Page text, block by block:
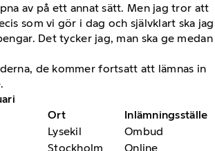
av på ett annat sätt. Men jag tror att
som vi gör i dag och självklart ska jag
Det tycker jag, man ska ge medan
de kommer fortsatt att lämnas in
Ort
Inlämningsställe
Lysekil
Ombud
Stockholm
Online